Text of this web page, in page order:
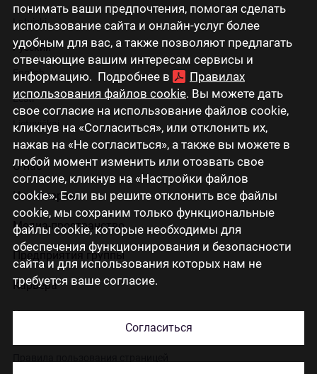
понимать ваши предпочтения, помогая сделать
использование сайта и онлайн-услуг более
удобным для вас, а также позволяют предлагать
отвечающие вашим интересам сервисы и
информацию. Подробнее в
Правилах
использования файлов cookie. Вы можете дать
свое согласие на использование файлов cookie,
кликнув на «Согласиться», или отклонить их,
нажав на «Не согласиться», а также вы можете в
любой момент изменить или отозвать свое
согласие, кликнув на «Настройки файлов
cookie». Если вы решите отклонить все файлы
cookie, мы сохраним только функциональные
файлы cookie, которые необходимы для
обеспечения функционирования и безопасности
сайта и для использования которых нам не
требуется ваше согласие.
Согласиться
Latviski
Русский
English
Eesti
Lietuviškai
О нас
Инвесторам
Медиа-пространство
Предприятия группы
Карьера
Контакты